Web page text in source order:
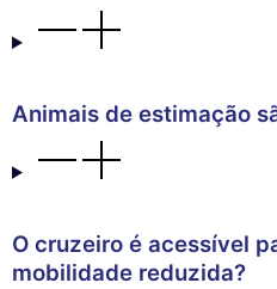
Animais de estimação
O cruzeiro é acessível
mobilidade reduzida?